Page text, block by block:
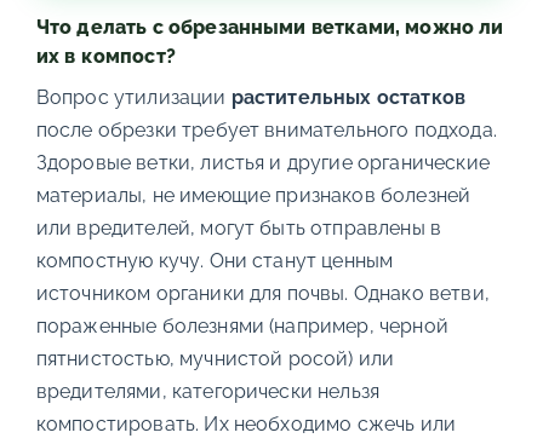
Что делать с обрезанными ветками, можно ли
их в компост?
Вопрос утилизации растительных остатков
после обрезки требует внимательного подхода.
Здоровые ветки, листья и другие органические
материалы, не имеющие признаков болезней
или вредителей, могут быть отправлены в
компостную кучу. Они станут ценным
источником органики для почвы. Однако ветви,
пораженные болезнями (например, черной
пятнистостью, мучнистой росой) или
вредителями, категорически нельзя
компостировать. Их необходимо сжечь или